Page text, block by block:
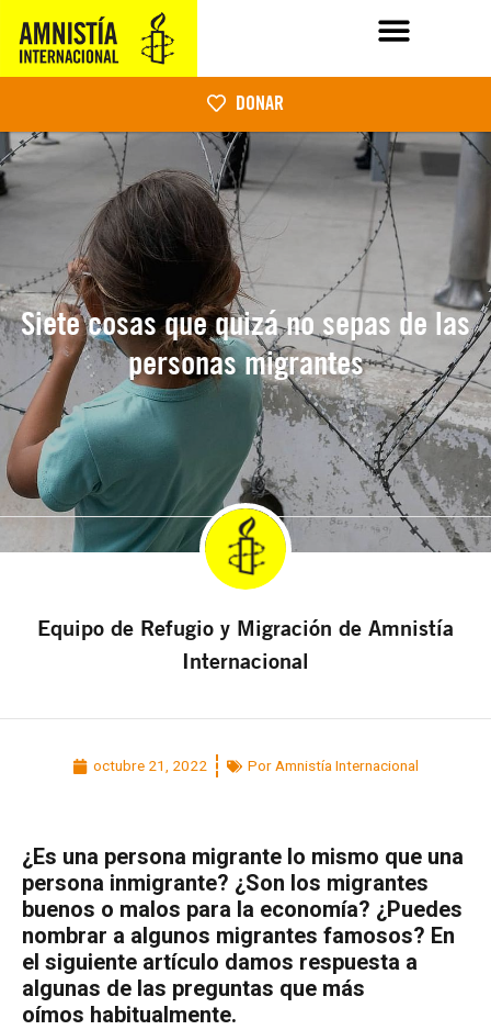
DONAR
Siete cosas que quizá no sepas de las
personas migrantes
Equipo de Refugio y Migración de Amnistía
Internacional
octubre 21, 2022 Por Amnistía Internacional
¿Es una persona migrante lo mismo que una
persona inmigrante? ¿Son los migrantes
buenos o malos para la economía? ¿Puedes
nombrar a algunos migrantes famosos? En
el siguiente artículo damos respuesta a
algunas de las preguntas que más
oímos habitualmente.